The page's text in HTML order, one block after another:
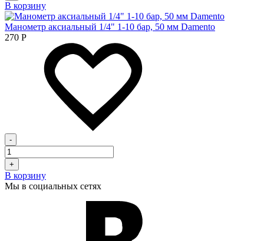
В корзину
Манометр аксиальный 1/4" 1-10 бар, 50 мм Damento
270 Р
-
+
В корзину
Мы в социальных сетях